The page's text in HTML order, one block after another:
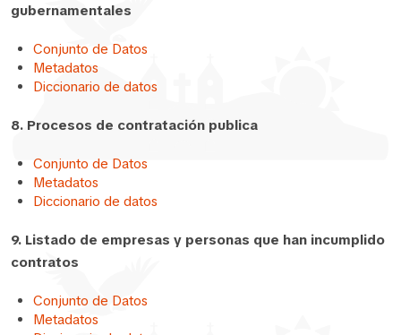
gubernamentales
Conjunto de Datos
Metadatos
Diccionario de datos
8. Procesos de contratación publica
Conjunto de Datos
Metadatos
Diccionario de datos
9. Listado de empresas y personas que han incumplido
contratos
Conjunto de Datos
Metadatos